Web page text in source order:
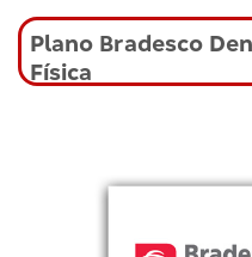
Plano Bradesco
Física